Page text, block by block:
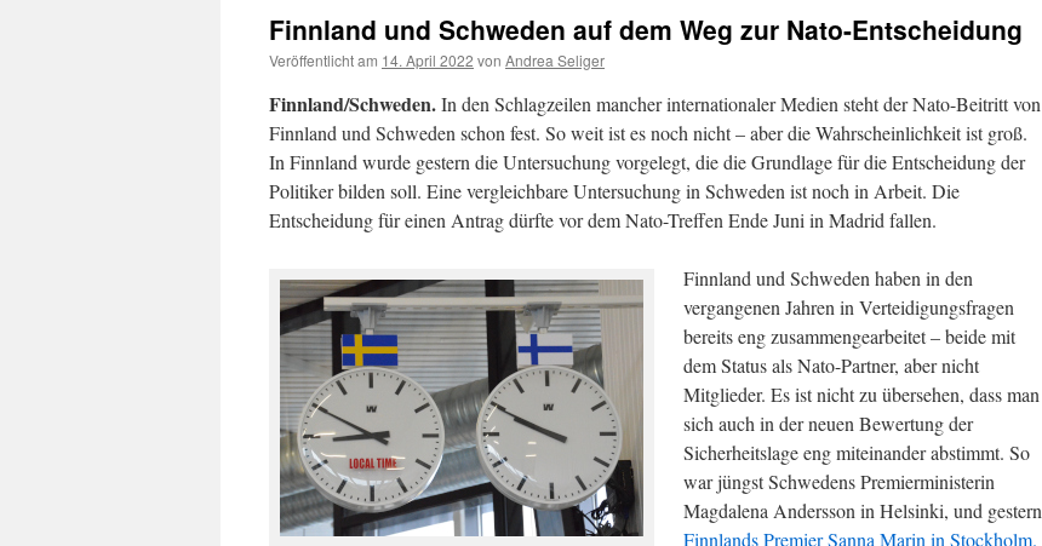
Finnland und Schweden auf dem Weg zur Nato-Entscheidung
Veröffentlicht am 14. April 2022 von Andrea Seliger
Finnland/Schweden.In den Schlagzeilen mancher internationaler Medien steht der Nato-Beitritt von
Finnland und Schweden schon fest. So weit ist es noch nicht – aber die Wahrscheinlichkeit ist groß.
In Finnland wurde gestern die Untersuchung vorgelegt, die die Grundlage für die Entscheidung der
Politiker bilden soll. Eine vergleichbare Untersuchung in Schweden ist noch in Arbeit. Die
Entscheidung für einen Antrag dürfte vor dem Nato-Treffen Ende Juni in Madrid fallen.
Finnland und Schweden haben in den
vergangenen Jahren in Verteidigungsfragen
bereits eng zusammengearbeitet – beide mit
dem Status als Nato-Partner, aber nicht
Mitglieder. Es ist nicht zu übersehen, dass man
sich auch in der neuen Bewertung der
Sicherheitslage eng miteinander abstimmt. So
war jüngst Schwedens Premierministerin
Magdalena Andersson in Helsinki, und gestern
Finnlands Premier Sanna Marin in Stockholm.